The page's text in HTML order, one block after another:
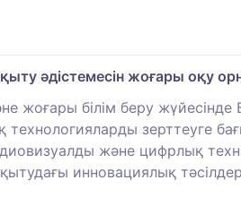
әдістемесін жоғары оқу
жоғары білім беру
технологияларды зерттеуге
және цифрлық
инновациялық